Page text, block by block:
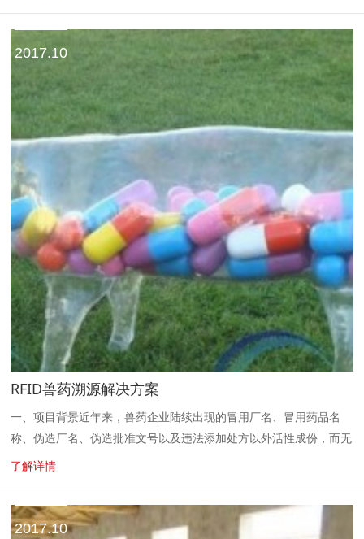
RFID兽药溯源解决方案
一、项目背景近年来，兽药企业陆续出现的冒用厂名、冒用药品名
称、伪造厂名、伪造批准文号以及违法添加处方以外活性成份，而无
法被生产企业认可的造假行为增加了查处的难度，兽药市场监管的工
了解详情
2017.10
2017.10